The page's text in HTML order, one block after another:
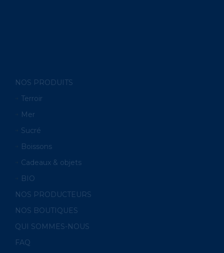
NOS PRODUITS
Terroir
Mer
Sucré
Boissons
Cadeaux & objets
BIO
NOS PRODUCTEURS
NOS BOUTIQUES
QUI SOMMES-NOUS
FAQ